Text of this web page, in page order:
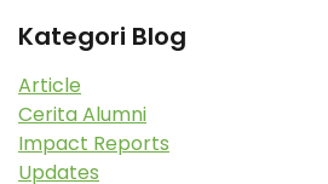
Kategori Blog
Article
Cerita Alumni
Impact Reports
Updates